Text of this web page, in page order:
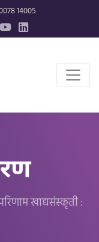
14005
खाद्यसंस्कृती :